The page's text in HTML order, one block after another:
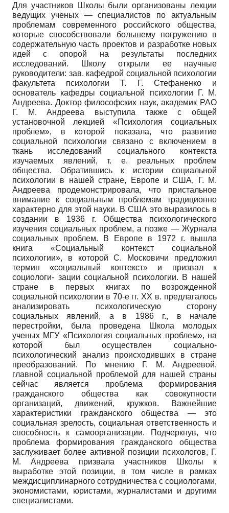
Для участников Школы были организованы лекции
ведущих ученых — специалистов по актуальным
проблемам современного российского общества,
которые способствовали большему погружению в
содержательную часть проектов и разработке новых
идей с опорой на результаты последних
исследований. Школу открыли ее научные
руководители: зав. кафедрой социальной психологии
факультета психологии Т. Г. Стефаненко и
основатель кафедры социальной психологии Г. М.
Андреева. Доктор философских наук, академик РАО
Г. М. Андреева выступила также с общей
установочной лекцией «Психология социальных
проблем», в которой показала, что развитие
социальной психологии связано с включением в
ткань исследований социального контекста
изучаемых явлений, т. е. реальных проблем
общества. Обратившись к истории социальной
психологии в нашей стране, Европе и США, Г. М.
Андреева продемонстрировала, что пристальное
внимание к социальным проблемам традиционно
характерно для этой науки. В США это выразилось в
создании в 1936 г. Общества психологического
изучения социальных проблем, а позже — Журнала
социальных проблем. В Европе в 1972 г. вышла
книга «Социальный контекст социальной
психологии», в которой С. Московичи предложил
термин «социальный контекст» и призвал к
социологи- зации социальной психологии. В нашей
стране в первых книгах по возрожденной
социальной психологии в 70-е гг. ХХ в. предлагалось
анализировать психологическую сторону
социальных явлений, а в 1986 г., в начале
перестройки, была проведена Школа молодых
ученых МГУ «Психология социальных проблем», на
которой был осуществлен социально­
психологический анализ происходивших в стране
преобразований. По мнению Г. М. Андреевой,
главной социальной проблемой для нашей страны
сейчас является проблема формирования
гражданского общества как совокупности
организаций, движений, кружков. Важнейшие
характеристики гражданского общества — это
социальная зрелость, социальная ответственность и
способность к самоорганизации. Подчеркнув, что
проблема формирования гражданского общества
заслуживает более активной позиции психологов, Г.
М. Андреева призвала участников Школы к
выработке этой позиции, в том числе в рамках
междисциплинарного сотрудничества с социологами,
экономистами, юристами, журналистами и другими
специалистами.